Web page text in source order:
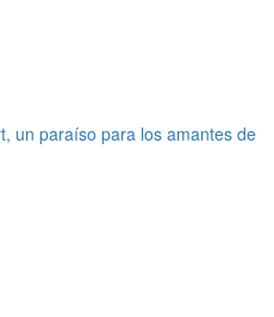
un paraíso para los amantes de